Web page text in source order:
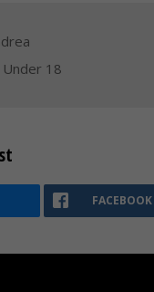
Under 18
FACEBOOK